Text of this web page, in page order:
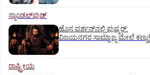
ಸ್ಯಾಂಡಲ್‌ವುಡ್‌
ಹೊಸ ವರ್ಶನ್‌ನಲ್ಲಿ ಪುಷ್ಕರ್‌:
ವಿಜಯನಗರ ಸಾಮ್ರಾಜ್ಯ ಮೇಲೆ ಕಣ್ಣು!
ರಾಷ್ಟ್ರೀಯ